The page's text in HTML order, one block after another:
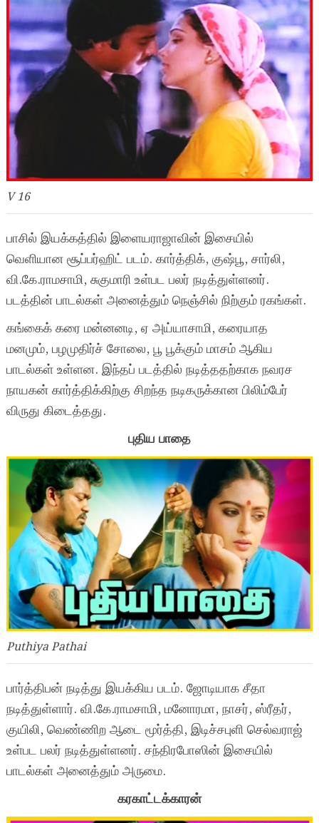
V 16
பாசில் இயக்கத்தில் இளையராஜாவின் இசையில்
வெளியான சூப்பர்ஹிட் படம். கார்த்திக், குஷ்பூ, சார்லி,
வி.கே.ராமசாமி, சுகுமாரி உள்பட பலர் நடித்துள்ளனர்.
படத்தின் பாடல்கள் அனைத்தும் நெஞ்சில் நிற்கும் ரகங்கள்.
கங்கைக் கரை மன்னனடி, ஏ அய்யாசாமி, கரையாத
மனமும், பழமுதிர்ச் சோலை, பூ பூக்கும் மாசம் ஆகிய
பாடல்கள் உள்ளன. இந்தப் படத்தில் நடித்ததற்காக நவரச
நாயகன் கார்த்திக்கிற்கு சிறந்த நடிகருக்கான பிலிம்பேர்
விருது கிடைத்தது.
புதிய பாதை
Puthiya Pathai
பார்த்திபன் நடித்து இயக்கிய படம். ஜோடியாக சீதா
நடித்துள்ளார். வி.கே.ராமசாமி, மனோரமா, நாசர், ஸ்ரீதர்,
குயிலி, வெண்ணிற ஆடை மூர்த்தி, இடிச்சபுளி செல்வராஜ்
உள்பட பலர் நடித்துள்ளனர். சந்திரபோஸின் இசையில்
பாடல்கள் அனைத்தும் அருமை.
கரகாட்டக்காரன்